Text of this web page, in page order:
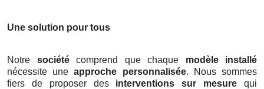
Une solution pour tous
Notre sociétécomprend que chaque modèle installé
nécessite uneapproche personnalisée. Nous sommes
fiers de proposer des interventions sur mesure qui